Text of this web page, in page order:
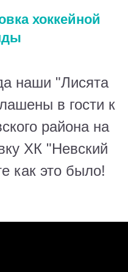
хоккейной
наши "Лисята
в гости к
района на
ХК "Невский
как это было!